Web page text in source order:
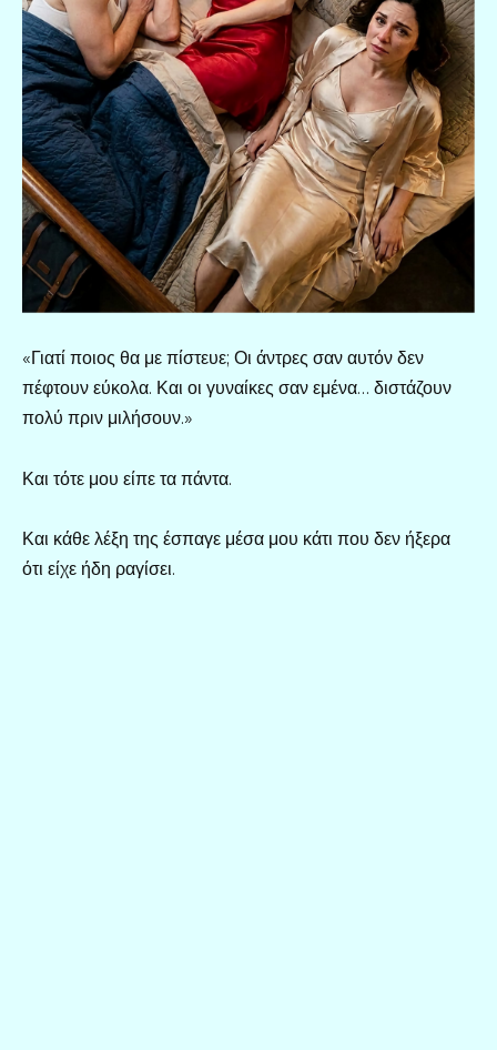
«Γιατί ποιος θα με πίστευε; Οι άντρες σαν αυτόν δεν
πέφτουν εύκολα. Και οι γυναίκες σαν εμένα… διστάζουν
πολύ πριν μιλήσουν.»
Και τότε μου είπε τα πάντα.
Και κάθε λέξη της έσπαγε μέσα μου κάτι που δεν ήξερα
ότι είχε ήδη ραγίσει.